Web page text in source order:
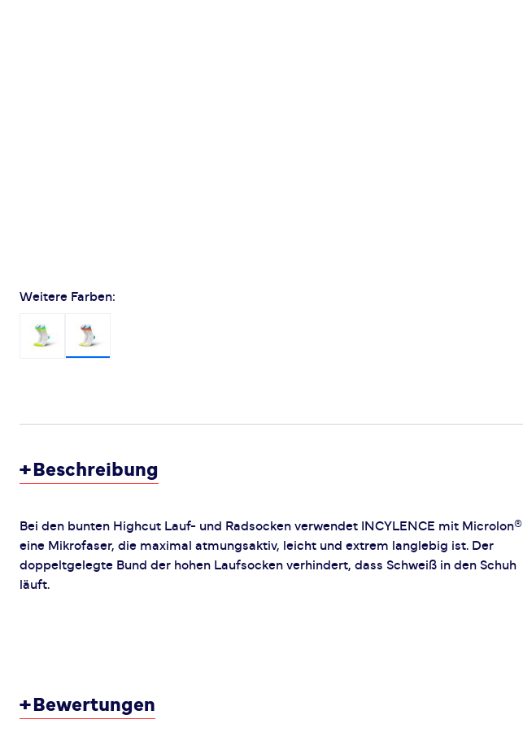
Weitere Farben:
+ Beschreibung
Bei den bunten Highcut Lauf- und Radsocken verwendet INCYLENCE mit Microlon®
eine Mikrofaser, die maximal atmungsaktiv, leicht und extrem langlebig ist. Der
doppeltgelegte Bund der hohen Laufsocken verhindert, dass Schweiß in den Schuh
läuft.
+ Bewertungen